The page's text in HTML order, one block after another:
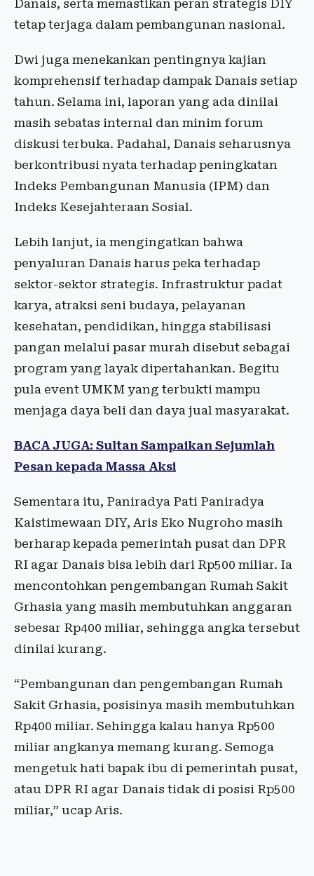
Danais, serta memastikan peran strategis DIY
tetap terjaga dalam pembangunan nasional.
Dwi juga menekankan pentingnya kajian
komprehensif terhadap dampak Danais setiap
tahun. Selama ini, laporan yang ada dinilai
masih sebatas internal dan minim forum
diskusi terbuka. Padahal, Danais seharusnya
berkontribusi nyata terhadap peningkatan
Indeks Pembangunan Manusia (IPM) dan
Indeks Kesejahteraan Sosial.
Lebih lanjut, ia mengingatkan bahwa
penyaluran Danais harus peka terhadap
sektor-sektor strategis. Infrastruktur padat
karya, atraksi seni budaya, pelayanan
kesehatan, pendidikan, hingga stabilisasi
pangan melalui pasar murah disebut sebagai
program yang layak dipertahankan. Begitu
pula event UMKM yang terbukti mampu
menjaga daya beli dan daya jual masyarakat.
BACA JUGA: Sultan Sampaikan Sejumlah
Pesan kepada Massa Aksi
Sementara itu, Paniradya Pati Paniradya
Kaistimewaan DIY, Aris Eko Nugroho masih
berharap kepada pemerintah pusat dan DPR
RI agar Danais bisa lebih dari Rp500 miliar. Ia
mencontohkan pengembangan Rumah Sakit
Grhasia yang masih membutuhkan anggaran
sebesar Rp400 miliar, sehingga angka tersebut
dinilai kurang.
“Pembangunan dan pengembangan Rumah
Sakit Grhasia, posisinya masih membutuhkan
Rp400 miliar. Sehingga kalau hanya Rp500
miliar angkanya memang kurang. Semoga
mengetuk hati bapak ibu di pemerintah pusat,
atau DPR RI agar Danais tidak di posisi Rp500
miliar,” ucap Aris.